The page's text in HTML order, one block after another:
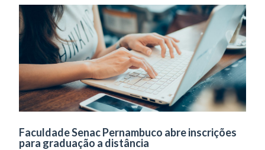
Faculdade Senac Pernambuco abre inscrições
para graduação a distância